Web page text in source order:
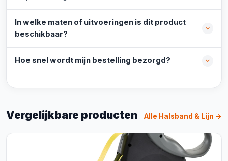
In welke maten of uitvoeringen is dit product
beschikbaar?
Hoe snel wordt mijn bestelling bezorgd?
Vergelijkbare producten Alle Halsband & Lijn →